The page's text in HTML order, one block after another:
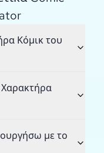
Κόμικ του
Χαρακτήρα
με το